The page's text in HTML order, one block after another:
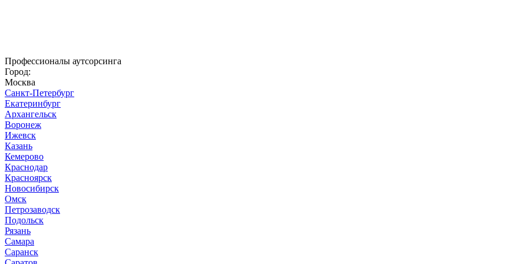
Профессионалы аутсорсинга
Город:
Москва
Санкт-Петербург
Екатеринбург
Архангельск
Воронеж
Ижевск
Казань
Кемерово
Краснодар
Красноярск
Новосибирск
Омск
Петрозаводск
Подольск
Рязань
Самара
Саранск